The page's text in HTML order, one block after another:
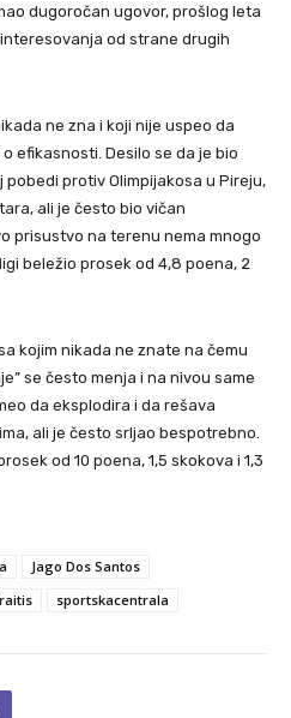
dugoročan ugovor, prošlog leta
od strane drugih
ne zna i koji nije uspeo da
efikasnosti. Desilo se da je bio
protiv Olimpijakosa u Pireju,
ali je često bio vičan
prisustvo na terenu nema mnogo
beležio prosek od 4,8 poena, 2
kojim nikada ne znate na čemu
se često menja i na nivou same
da eksplodira i da rešava
ali je često srljao bespotrebno.
od 10 poena, 1,5 skokova i 1,3
Jago Dos Santos
sportskacentrala